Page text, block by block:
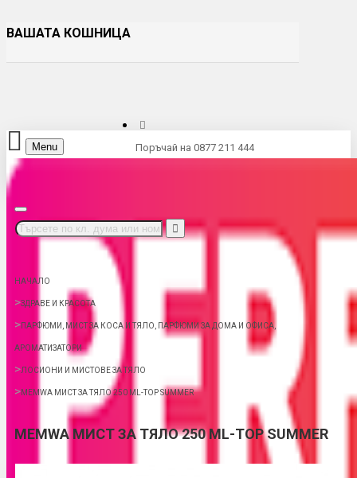
ВАШАТА КОШНИЦА
Поръчай на 0877 211 444
Menu
НАЧАЛО
ЗДРАВЕ И КРАСОТА
ПАРФЮМИ, МИСТ ЗА КОСА И ТЯЛО, ПАРФЮМИ ЗА ДОМА И ОФИСА,
АРОМАТИЗАТОРИ
ЛОСИОНИ И МИСТОВЕ ЗА ТЯЛО
MEMWA МИСТ ЗА ТЯЛО 250 ML-TOP SUMMER
MEMWA МИСТ ЗА ТЯЛО 250 ML-TOP SUMMER